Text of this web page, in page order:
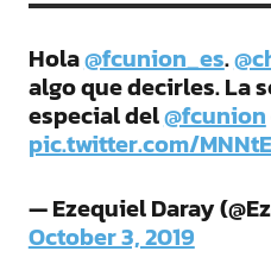
Hola@fcunion_es.
algo que decirles. La
especial del@fcunion
pic.twitter.com/
— Ezequiel Daray
October 3, 2019